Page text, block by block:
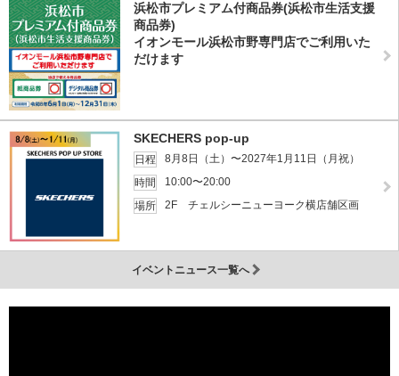
浜松市プレミアム付商品券(浜松市生活支援
商品券)
イオンモール浜松市野専門店でご利用いた
だけます
SKECHERS pop-up
日程
8月8日（土）〜2027年1月11日（月祝）
時間
10:00〜20:00
場所
2F チェルシーニューヨーク横店舗区画
イベントニュース一覧へ